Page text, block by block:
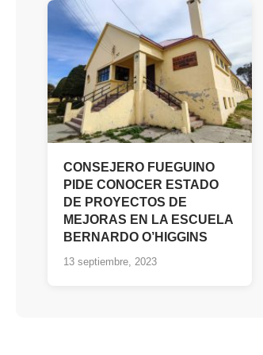
CONSEJERO FUEGUINO
PIDE CONOCER ESTADO
DE PROYECTOS DE
MEJORAS EN LA ESCUELA
BERNARDO O’HIGGINS
13 septiembre, 2023